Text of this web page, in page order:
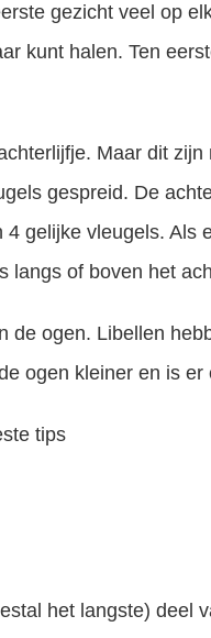
gezicht veel op
kunt halen. Ten
Maar dit
gespreid. De
gelijke vleugels. Als
langs of boven het
de ogen. Libellen
ogen kleiner en is
het langste) deel